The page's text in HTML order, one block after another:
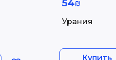
Урания
54₪
Купить